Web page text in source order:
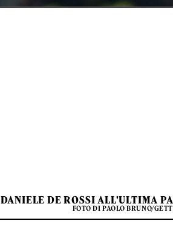
DANIELE DE ROSSI ALL'ULTIMA
FOTO DI PAOLO BRUNO/